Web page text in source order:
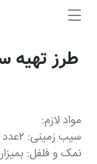
طرز
مواد لازم:
سیب زمینی: ٢عدد
نمک و فلفل: